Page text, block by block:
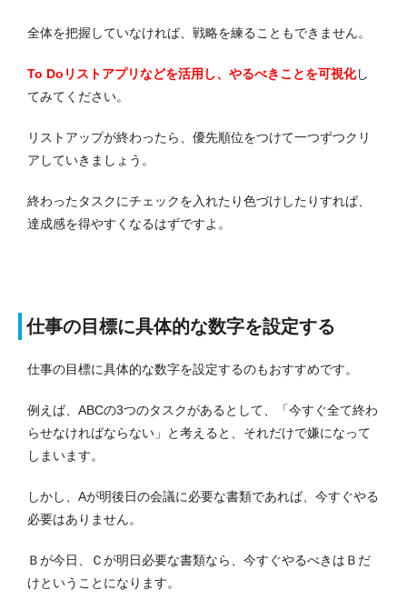
全体を把握していなければ、戦略を練ることもできません。
To Doリストアプリなどを活用し、やるべきことを可視化し
てみてください。
リストアップが終わったら、優先順位をつけて一つずつクリ
アしていきましょう。
終わったタスクにチェックを入れたり色づけしたりすれば、
達成感を得やすくなるはずですよ。
仕事の目標に具体的な数字を設定する
仕事の目標に具体的な数字を設定するのもおすすめです。
例えば、ABCの3つのタスクがあるとして、「今すぐ全て終わ
らせなければならない」と考えると、それだけで嫌になって
しまいます。
しかし、Aが明後日の会議に必要な書類であれば、今すぐやる
必要はありません。
Ｂが今日、Ｃが明日必要な書類なら、今すぐやるべきはＢだ
けということになります。